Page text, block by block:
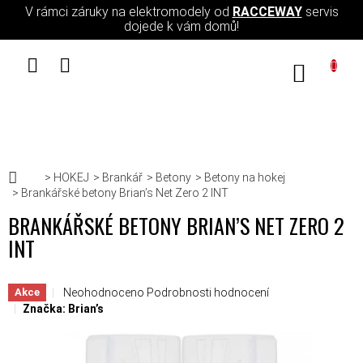
Přejít na obsah
V rámci záruky na elektromodely od RACCEWAYservis
dojede k vám domů!
Domů
HOKEJ Brankář Betony
Betony na hokej
Brankářské betony Brian’s Net Zero 2 INT
BRANKÁŘSKÉ BETONY BRIAN’S NET ZERO 2
INT
Akce Průměrné hodnocení produktu je 0,0 z 5 hvězdiček.
Neohodnoceno Podrobnosti hodnocení
Značka: Brian’s